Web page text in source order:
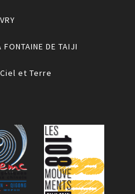
FONTAINE DE TAIJI
et Terre